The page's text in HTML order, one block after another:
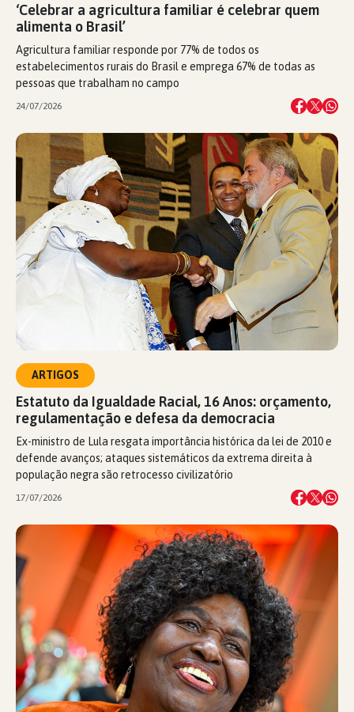
‘Celebrar a agricultura familiar é celebrar quem
alimenta o Brasil’
Agricultura familiar responde por 77% de todos os
estabelecimentos rurais do Brasil e emprega 67% de todas as
pessoas que trabalham no campo
24/07/2026
ARTIGOS
Estatuto da Igualdade Racial, 16 Anos: orçamento,
regulamentação e defesa da democracia
Ex-ministro de Lula resgata importância histórica da lei de 2010 e
defende avanços; ataques sistemáticos da extrema direita à
população negra são retrocesso civilizatório
17/07/2026